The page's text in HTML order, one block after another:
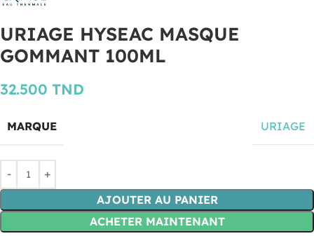
URIAGE HYSEAC MASQUE
GOMMANT 100ML
32.500 TND
MARQUE URIAGE
AJOUTER AU PANIER
ACHETER MAINTENANT